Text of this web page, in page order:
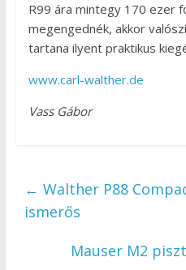
R99 ára mintegy 170 ezer
megengednék, akkor
tartana ilyent praktikus
www.carl-walther.de
Vass Gábor
← Walther P88
ismerős
Mauser M2